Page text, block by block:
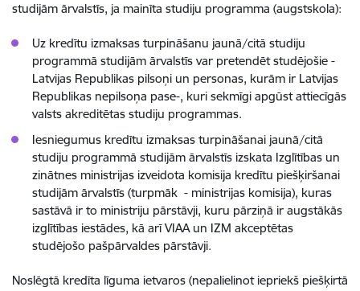
studijām ārvalstīs, ja mainīta studiju programma (augstskola):
Uz kredītu izmaksas turpināšanu jaunā/citā studiju
programmā studijām ārvalstīs var pretendēt studējošie -
Latvijas Republikas pilsoņi un personas, kurām ir Latvijas
Republikas nepilsoņa pase-, kuri sekmīgi apgūst attiecīgās
valsts akreditētas studiju programmas.
Iesniegumus kredītu izmaksas turpināšanai jaunā/citā
studiju programmā studijām ārvalstīs izskata Izglītības un
zinātnes ministrijas izveidota komisija kredītu piešķiršanai
studijām ārvalstīs (turpmāk - ministrijas komisija), kuras
sastāvā ir to ministriju pārstāvji, kuru pārziņā ir augstākās
izglītības iestādes, kā arī VIAA un IZM akceptētas
studējošo pašpārvaldes pārstāvji.
Noslēgtā kredīta līguma ietvaros (nepalielinot iepriekš piešķirtā